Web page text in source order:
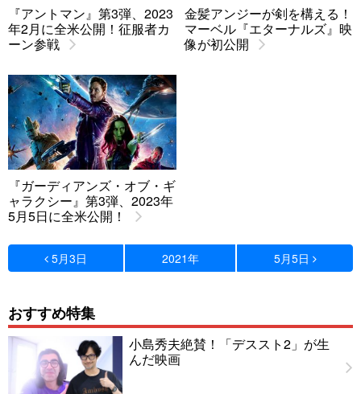
『アントマン』第3弾、2023
年2月に全米公開！征服者カ
ーン参戦
金髪アンジーが剣を構える！
マーベル『エターナルズ』映
像が初公開
『ガーディアンズ・オブ・ギ
ャラクシー』第3弾、2023年
5月5日に全米公開！
5月3日 2021年 5月5日
おすすめ特集
小島秀夫絶賛！「デススト2」が生
んだ映画